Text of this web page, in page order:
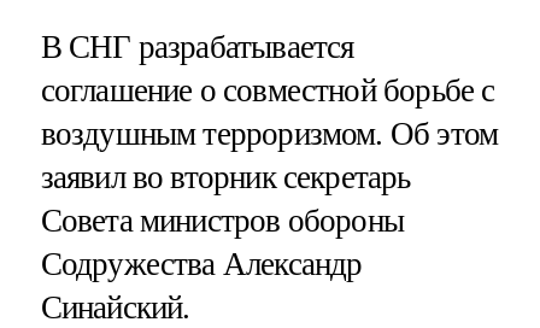
В СНГ разрабатывается
соглашение о совместной борьбе с
воздушным терроризмом. Об этом
заявил во вторник секретарь
Совета министров обороны
Содружества Александр
Синайский.